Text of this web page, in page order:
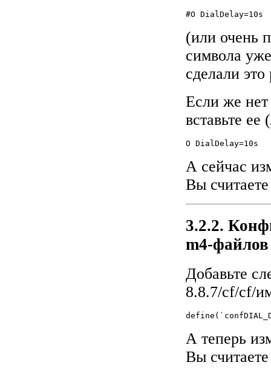
#O DialDelay=10s
(или очень
символа
сделали это
Если же нет
вставьте
O DialDelay=10s
А сейчас
Вы
3.2.2.
m4-файлов
Добавьте
8.8.7/cf/cf/
А теперь
Вы